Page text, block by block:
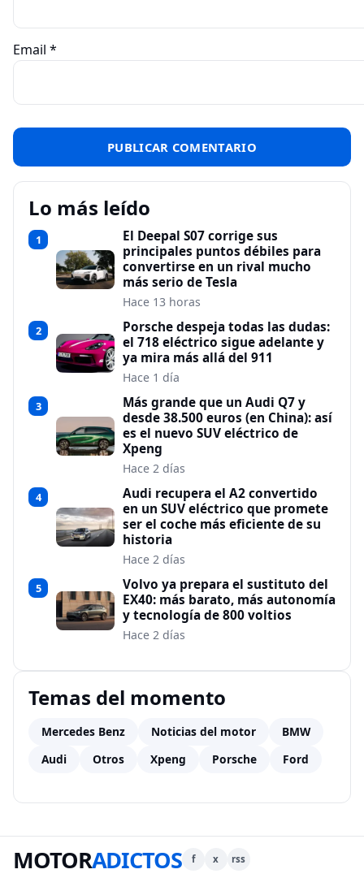
Email *
Lo más leído
1
El Deepal S07 corrige sus
principales puntos débiles para
convertirse en un rival mucho
más serio de Tesla
Hace 13 horas
2
Porsche despeja todas las dudas:
el 718 eléctrico sigue adelante y
ya mira más allá del 911
Hace 1 día
3
Más grande que un Audi Q7 y
desde 38.500 euros (en China): así
es el nuevo SUV eléctrico de
Xpeng
Hace 2 días
4
Audi recupera el A2 convertido
en un SUV eléctrico que promete
ser el coche más eficiente de su
historia
Hace 2 días
5
Volvo ya prepara el sustituto del
EX40: más barato, más autonomía
y tecnología de 800 voltios
Hace 2 días
Temas del momento
Mercedes Benz Noticias del motor
BMW
Audi
Otros Xpeng Porsche Ford
MOTORADICTOS f x rss